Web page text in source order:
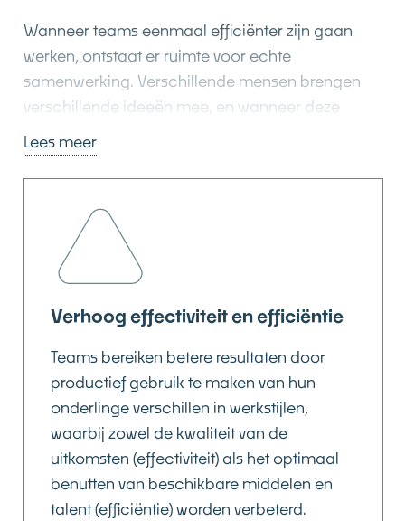
Wanneer teams eenmaal efficiënter zijn gaan
werken, ontstaat er ruimte voor echte
samenwerking. Verschillende mensen brengen
verschillende ideeën mee, en wanneer deze
mensen samen gedisciplineerd samen
nadenken, ontstaan betere oplossingen. Iedereen
mag meepraten, maar er moet wel structuur zijn
om chaos te voorkomen. Deze gestructureerde
samenwerking vormt de basis voor het oplossen
van complexe problemen.
waarbij verschillende werkstijlen worden ingezet.
Sommige mensen denken analytisch, anderen
zijn creatief, en weer anderen zijn praktisch
ingesteld. Door deze verschillende talenten slim
te combineren, kunnen teams problemen
aanpakken die geen enkele persoon alleen zou
kunnen oplossen.
Deze drie elementen - slim werken, goed
Lees meer
Verhoog effectiviteit en efficiëntie
Teams bereiken betere resultaten door
productief gebruik te maken van hun
onderlinge verschillen in werkstijlen,
waarbij zowel de kwaliteit van de
uitkomsten (effectiviteit) als het optimaal
benutten van beschikbare middelen en
talent (efficiëntie) worden verbeterd.